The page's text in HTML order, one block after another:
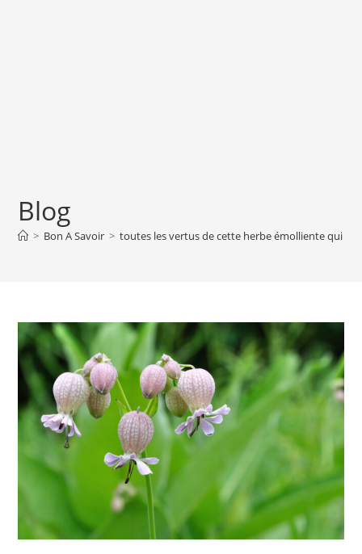
Blog
> Bon A Savoir > toutes les vertus de cette herbe émolliente qui